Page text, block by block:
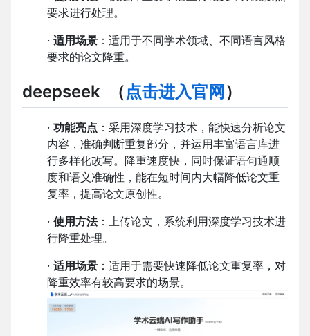
要求进行处理。
· 适用场景 ：适用于不同学术领域、不同语言风格
要求的论文降重。
deepseek （点击进入官网）
· 功能亮点 ：采用深度学习技术，能快速分析论文
内容，准确判断重复部分，并运用丰富语言库进
行多样化改写。降重速度快，同时保证语句通顺
度和语义准确性，能在短时间内大幅降低论文重
复率，提高论文原创性。
· 使用方法：上传论文，系统利用深度学习技术进
行降重处理。
· 适用场景 ：适用于需要快速降低论文重复率，对
降重效率有较高要求的场景。